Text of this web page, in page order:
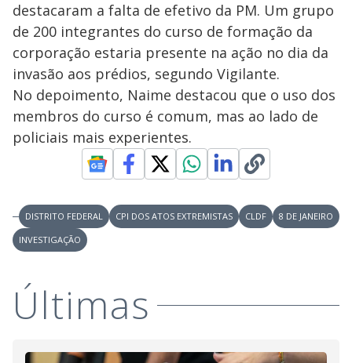
destacaram a falta de efetivo da PM. Um grupo
de 200 integrantes do curso de formação da
corporação estaria presente na ação no dia da
invasão aos prédios, segundo Vigilante.
No depoimento, Naime destacou que o uso dos
membros do curso é comum, mas ao lado de
policiais mais experientes.
DISTRITO FEDERAL CPI DOS ATOS EXTREMISTAS CLDF
8 DE JANEIRO
INVESTIGAÇÃO
Últimas